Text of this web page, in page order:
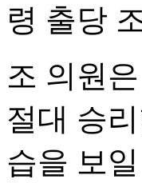
령 출당
조 의원
절대 승
습을 보